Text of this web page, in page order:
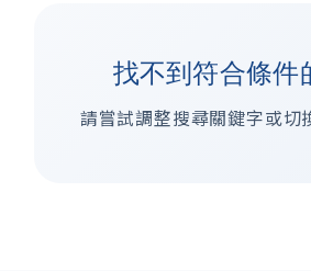
找不到符合條件
請嘗試調整搜尋關鍵字或切